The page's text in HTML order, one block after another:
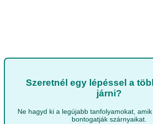
Szeretnél egy lépéssel a
járni?
Ne hagyd ki a legújabb tanfolyamokat,
bontogatják szárnyaikat.